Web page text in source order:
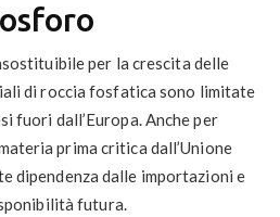
per la crescita delle
di roccia fosfatica sono limitate
fuori dall’Europa. Anche per
prima critica dall’Unione
dipendenza dalle importazioni e
futura.